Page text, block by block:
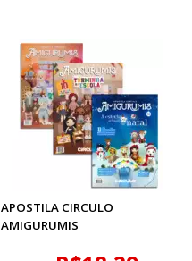
APOSTILA CIRCULO
AMIGURUMIS